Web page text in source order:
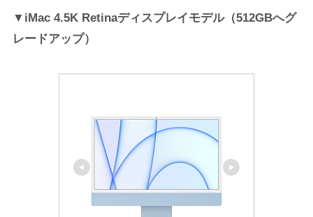
▼iMac 4.5K Retinaディスプレイモデル（512GBへグ
レードアップ）